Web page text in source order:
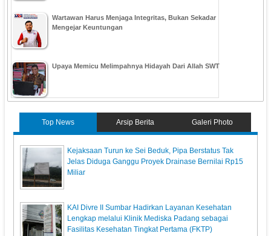
Wartawan Harus Menjaga Integritas, Bukan Sekadar
Mengejar Keuntungan
Upaya Memicu Melimpahnya Hidayah Dari Allah SWT
Top News Arsip Berita Galeri Photo
Kejaksaan Turun ke Sei Beduk, Pipa Berstatus Tak
Jelas Diduga Ganggu Proyek Drainase Bernilai Rp15
Miliar
KAI Divre II Sumbar Hadirkan Layanan Kesehatan
Lengkap melalui Klinik Mediska Padang sebagai
Fasilitas Kesehatan Tingkat Pertama (FKTP)